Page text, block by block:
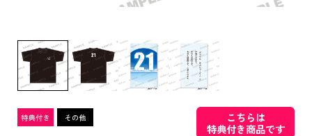
こちらは
特典付き商品です